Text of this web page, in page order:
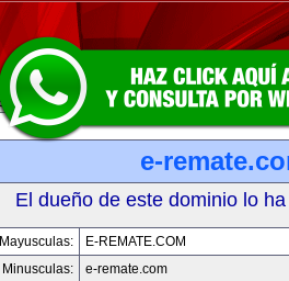
e-
El dueño de este dominio lo
Mayusculas:
E-REMATE.COM
Minusculas:
e-remate.com